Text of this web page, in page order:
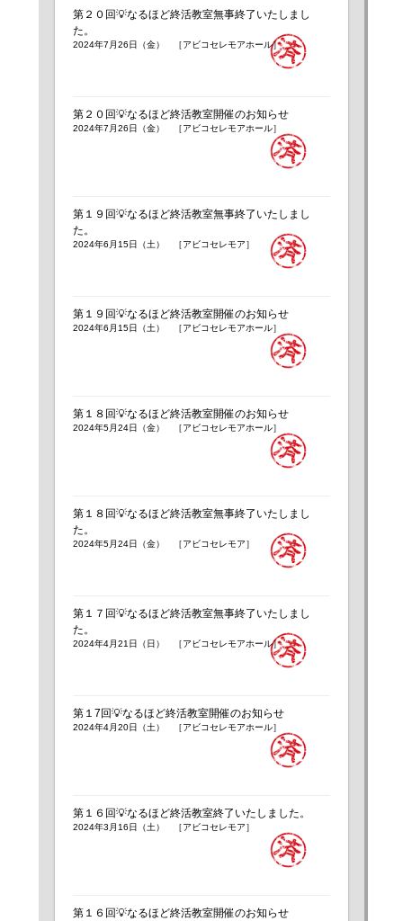
第２０回💡なるほど終活教室無事終了いたしまし
た。
2024年7月26日（金） ［アビコセレモアホール］
第２０回💡なるほど終活教室開催のお知らせ
2024年7月26日（金） ［アビコセレモアホール］
第１９回💡なるほど終活教室無事終了いたしまし
た。
2024年6月15日（土） ［アビコセレモア］
第１９回💡なるほど終活教室開催のお知らせ
2024年6月15日（土） ［アビコセレモアホール］
第１８回💡なるほど終活教室開催のお知らせ
2024年5月24日（金） ［アビコセレモアホール］
第１８回💡なるほど終活教室無事終了いたしまし
た。
2024年5月24日（金） ［アビコセレモア］
第１７回💡なるほど終活教室無事終了いたしまし
た。
2024年4月21日（日） ［アビコセレモアホール］
第１7回💡なるほど終活教室開催のお知らせ
2024年4月20日（土） ［アビコセレモアホール］
第１６回💡なるほど終活教室終了いたしました。
2024年3月16日（土） ［アビコセレモア］
第１６回💡なるほど終活教室開催のお知らせ